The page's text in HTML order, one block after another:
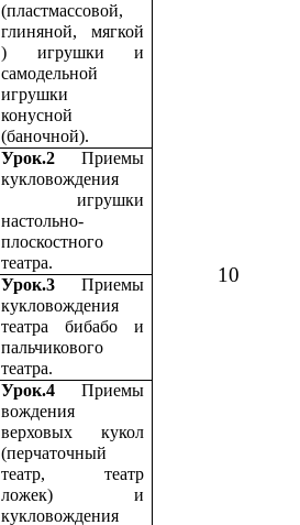
(пластмассовой,
глиняной, мягкой
) игрушки и
самодельной
игрушки
конусной
(баночной).
10
Урок.2 Приемы
кукловождения
игрушки
настольно-
плоскостного
театра.
Урок.3 Приемы
кукловождения
театра бибабо и
пальчикового
театра.
Урок.4 Приемы
вождения
верховых кукол
(перчаточный
театр, театр
ложек) и
кукловождения